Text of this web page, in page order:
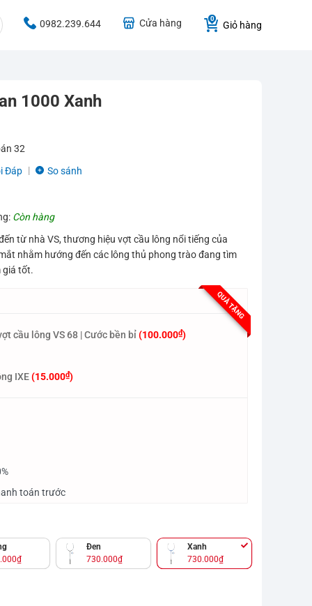
0982.239.644 Cửa hàng Giỏ hàng
1000 Xanh
32
Đáp So sánh
Còn hàng
từ nhà VS, thương hiệu vợt cầu lông nổi tiếng của
nhằm hướng đến các lông thủ phong trào đang tìm
giá tốt.
QUÀ TẶNG
cầu lông VS 68 | Cước bền bỉ(100.000₫)
IXE(15.000₫)
toán trước
₫
Đen
730.000₫
Xanh
730.000₫